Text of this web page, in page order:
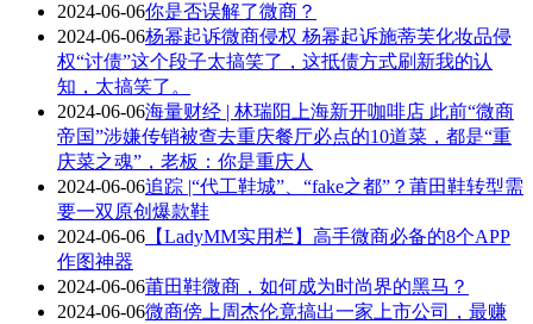
2024-06-06你是否误解了微商？
2024-06-06杨幂起诉微商侵权 杨幂起诉施蒂芙化妆品侵
权“讨债”这个段子太搞笑了，这抵债方式刷新我的认
知，太搞笑了。
2024-06-06海量财经 | 林瑞阳上海新开咖啡店 此前“微商
帝国”涉嫌传销被查去重庆餐厅必点的10道菜，都是“重
庆菜之魂”，老板：你是重庆人
2024-06-06追踪 |“代工鞋城”、“fake之都”？莆田鞋转型需
要一双原创爆款鞋
2024-06-06 【LadyMM实用栏】高手微商必备的8个APP
作图神器
2024-06-06莆田鞋微商，如何成为时尚界的黑马？
2024-06-06微商傍上周杰伦竟搞出一家上市公司，最赚